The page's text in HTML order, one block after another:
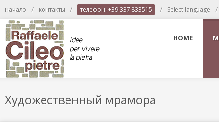
начало / контакты / телефон: +39 337 833515 / Select language /
HOME
Художественный мрамора